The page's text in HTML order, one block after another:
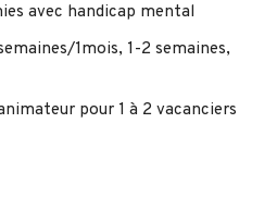
avec handicap mental
1mois, 1-2 semaines,
pour 1 à 2 vacanciers